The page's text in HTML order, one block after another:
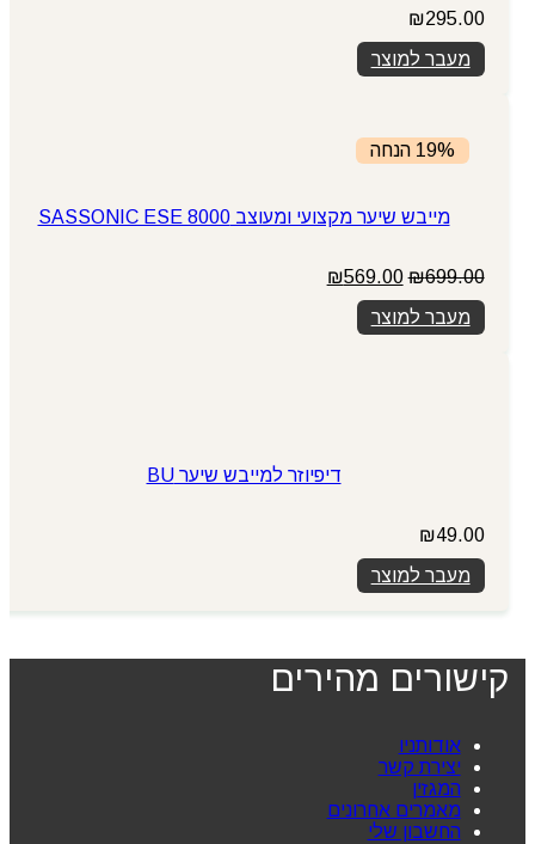
₪295.00
מעבר למוצר
19% הנחה
מייבש שיער מקצועי ומעוצב SASSONIC ESE 8000
₪699.00
המחיר
המקורי
היה:
₪699.00.
₪569.00
מעבר למוצר
דיפיוזר למייבש שיער BU
₪49.00
מעבר למוצר
קישורים מהירים
אודותניו
יצירת קשר
המגזין
מאמרים אחרונים
החשבון שלי